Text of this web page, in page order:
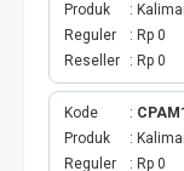
INDRIVER
TELEPON
INTERNET
Produk
Reguler
Rp 0
Reseller
Rp 0
Kode
Produk
Reguler
Rp 0